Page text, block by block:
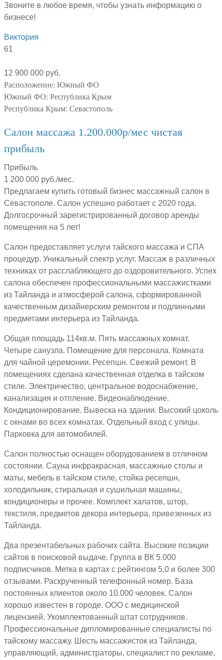
Звоните в любое время, чтобы узнать информацию о
бизнесе!
Виктория
61
12 900 000 руб.
Расположение: Южный ФО
Южный ФО: Республика Крым
Республика Крым: Севастополь
Салон массажа 1.200.000р/мес чистая
прибыль
Прибыль
1 200 000 руб./мес.
Предлагаем купить готовый бизнес массажный салон в
Севастополе. Салон успешно работает с 2020 года.
Долгосрочный зарегистрированный договор аренды
помещения на 5 лет!
Салон предоставляет услуги тайского массажа и СПА
процедур. Уникальный спектр услуг. Массаж в различных
техниках от расслабляющего до оздоровительного. Успех
салона обеспечен профессиональными массажистками
из Тайланда и атмосферой салона, сформированной
качественным дизайнерским ремонтом и подлинными
предметами интерьера из Тайланда.
Общая площадь 114кв.м. Пять массажных комнат.
Четыре санузла. Помещение для персонала. Комната
для чайной церемонии. Ресепшн. Свежий ремонт. В
помещениях сделана качественная отделка в тайском
стиле. Электричество, центральное водоснабжение,
канализация и отпление. Видеонаблюдение.
Кондиционирование. Вывеска на здании. Высокий цоколь
с окнами во всех комнатах. Отдельный вход с улицы.
Парковка для автомобилей.
Салон полностью оснащен оборудованием в отличном
состоянии. Сауна инфракрасная, массажные столы и
маты, мебель в тайском стиле, стойка ресепшн,
холодильник, стиральная и сушильная машины,
кондиционеры и прочее. Комплект халатов, штор,
текстиля, предметов декора интерьера, привезенных из
Тайланда.
Два презентабельных рабочих сайта. Высокие позиции
сайтов в поисковой выдаче. Группа в ВК 5.000
подписчиков. Метка в картах с рейтингом 5,0 и более 300
отзывами. Раскрученный телефонный номер. База
постоянных клиентов около 10.000 человек. Салон
хорошо известен в городе. ООО с медицинской
лицензией. Укомплектованный штат сотрудников.
Профессиональные дипломированные специалисты по
тайскому массажу. Шесть массажисток из Тайланда,
управляющий, администраторы, специалист по рекламе,